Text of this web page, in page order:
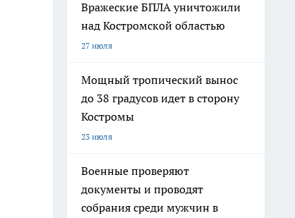
Вражеские БПЛА уничтожили
над Костромской областью
27 июля
Мощный тропический вынос
до 38 градусов идет в сторону
Костромы
23 июля
Военные проверяют
документы и проводят
собрания среди мужчин в